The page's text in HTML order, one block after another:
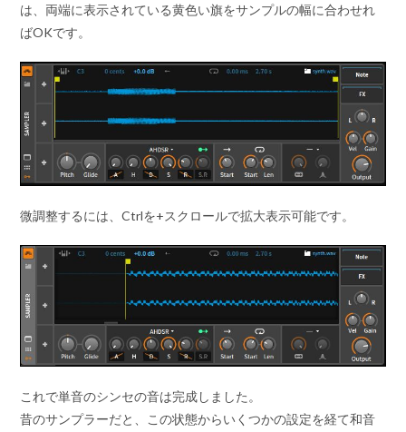
は、両端に表示されている黄色い旗をサンプルの幅に合わせれ
ばOKです。
微調整するには、Ctrlを+スクロールで拡大表示可能です。
これで単音のシンセの音は完成しました。
昔のサンプラーだと、この状態からいくつかの設定を経て和音